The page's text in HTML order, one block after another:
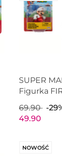
SUPER
Figurka
JAKKS
41577
69.90
-
49.90
NOWOŚĆ